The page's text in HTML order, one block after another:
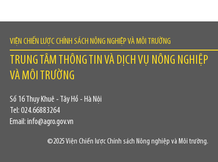
VIỆN CHIẾN LƯỢC CHÍNH SÁCH NÔNG NGHIỆP VÀ MÔI TRƯỜNG
TRUNG TÂM THÔNG TIN VÀ DỊCH VỤ NÔNG NGHIỆP
VÀ MÔI TRƯỜNG
Số 16 Thụy Khuê - Tây Hồ - Hà Nội
Tel: 024.66883264
Email: info@agro.gov.vn
©2025 Viện Chiến lược Chính sách Nông nghiệp và Môi trường.